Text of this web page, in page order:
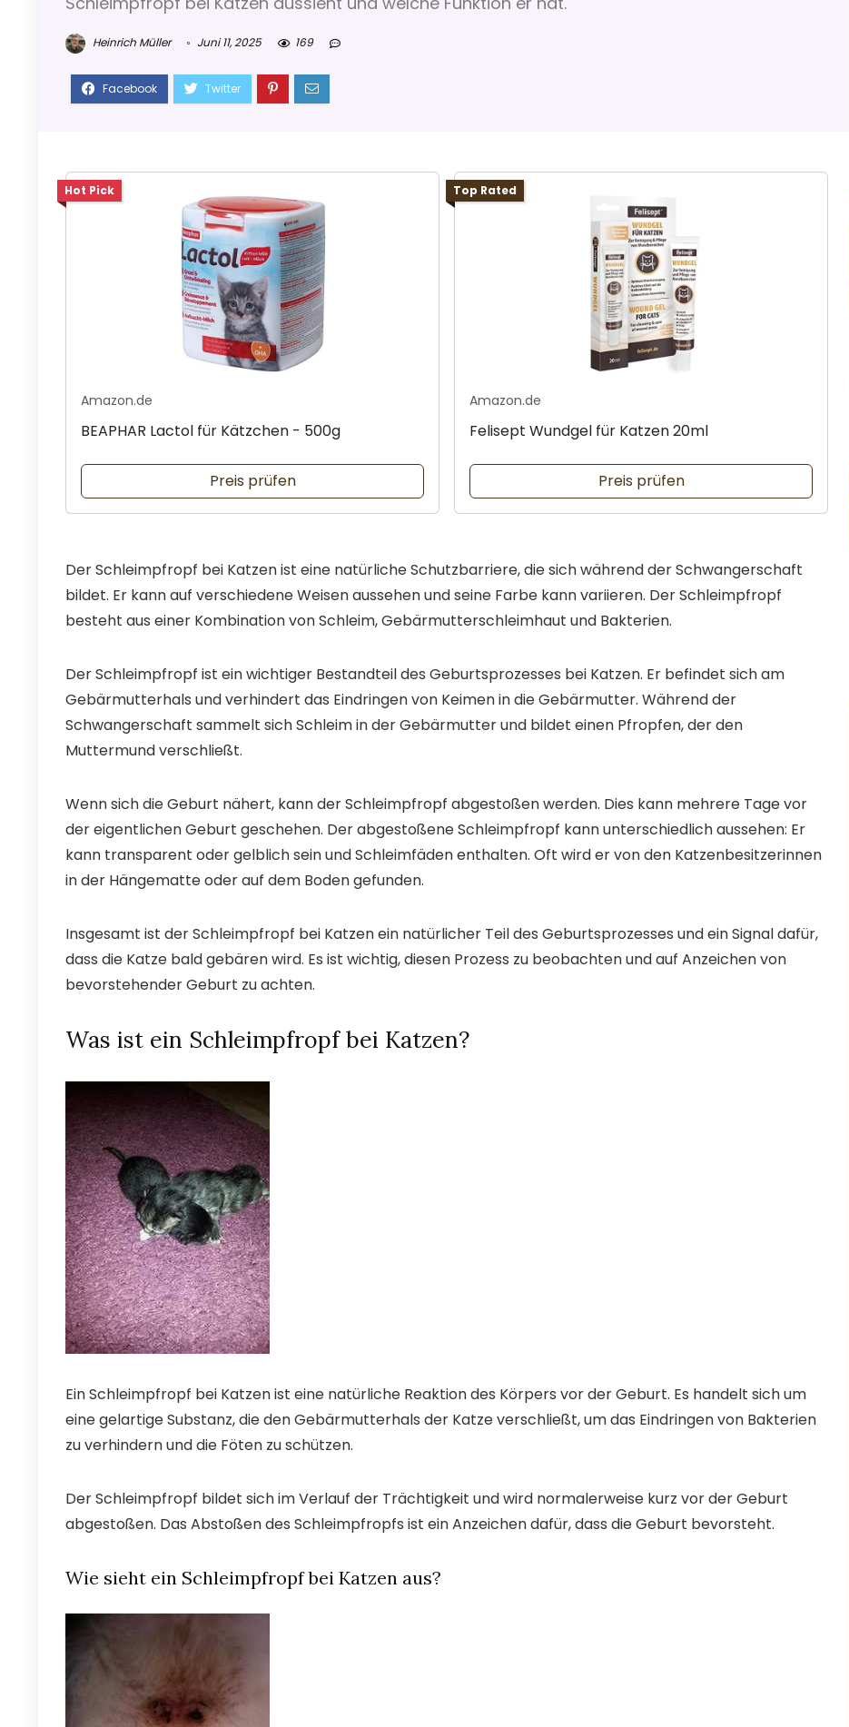
Heinrich Müller Juni 11, 2025 169
Hot Pick
Amazon.de
BEAPHAR Lactol für Kätzchen - 500g
Preis prüfen
Top Rated
Amazon.de
Felisept Wundgel für Katzen 20ml
Preis prüfen
Der Schleimpfropf bei Katzen ist eine natürliche Schutzbarriere, die sich während der Schwangerschaft
bildet. Er kann auf verschiedene Weisen aussehen und seine Farbe kann variieren. Der Schleimpfropf
besteht aus einer Kombination von Schleim, Gebärmutterschleimhaut und Bakterien.
Der Schleimpfropf ist ein wichtiger Bestandteil des Geburtsprozesses bei Katzen. Er befindet sich am
Gebärmutterhals und verhindert das Eindringen von Keimen in die Gebärmutter. Während der
Schwangerschaft sammelt sich Schleim in der Gebärmutter und bildet einen Pfropfen, der den
Muttermund verschließt.
Wenn sich die Geburt nähert, kann der Schleimpfropf abgestoßen werden. Dies kann mehrere Tage vor
der eigentlichen Geburt geschehen. Der abgestoßene Schleimpfropf kann unterschiedlich aussehen: Er
kann transparent oder gelblich sein und Schleimfäden enthalten. Oft wird er von den Katzenbesitzerinnen
in der Hängematte oder auf dem Boden gefunden.
Insgesamt ist der Schleimpfropf bei Katzen ein natürlicher Teil des Geburtsprozesses und ein Signal dafür,
dass die Katze bald gebären wird. Es ist wichtig, diesen Prozess zu beobachten und auf Anzeichen von
bevorstehender Geburt zu achten.
Was ist ein Schleimpfropf bei Katzen?
Ein Schleimpfropf bei Katzen ist eine natürliche Reaktion des Körpers vor der Geburt. Es handelt sich um
eine gelartige Substanz, die den Gebärmutterhals der Katze verschließt, um das Eindringen von Bakterien
zu verhindern und die Föten zu schützen.
Der Schleimpfropf bildet sich im Verlauf der Trächtigkeit und wird normalerweise kurz vor der Geburt
abgestoßen. Das Abstoßen des Schleimpfropfs ist ein Anzeichen dafür, dass die Geburt bevorsteht.
Wie sieht ein Schleimpfropf bei Katzen aus?